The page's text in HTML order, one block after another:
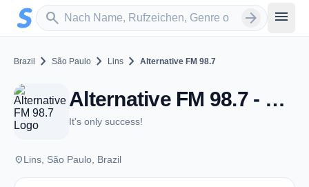
Zum Hauptinhalt springen
search
Sender suchen arrow_forward menu
Brazil chevron_right São Paulo chevron_right Lins chevron_right Alternative FM 98.7
Alternative FM 98.7 - FM 98.7 - Lins
It's only success!
placeLins, São Paulo, Brazil